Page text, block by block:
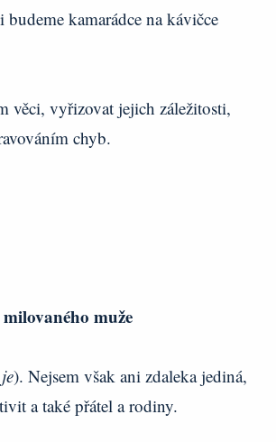
kamarádce na kávičce
věci, vyřizovat jejich záležitosti,
chyb.
muže
). Nejsem však ani zdaleka jediná,
a také přátel a rodiny.